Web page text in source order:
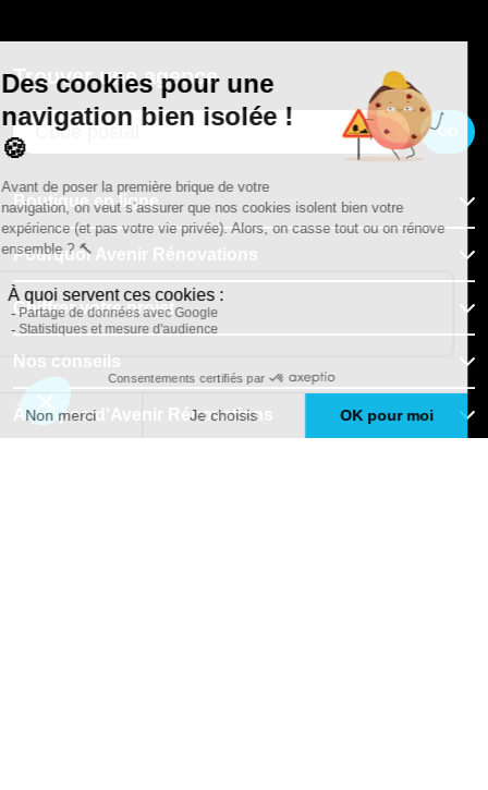
Trouver une agence
GO
Boutique en ligne
Pourquoi Avenir Rénovations
Chiffrer votre projet
Nos conseils
À propos d'Avenir Rénovations